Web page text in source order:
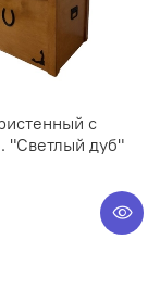
с
"Светлый дуб"